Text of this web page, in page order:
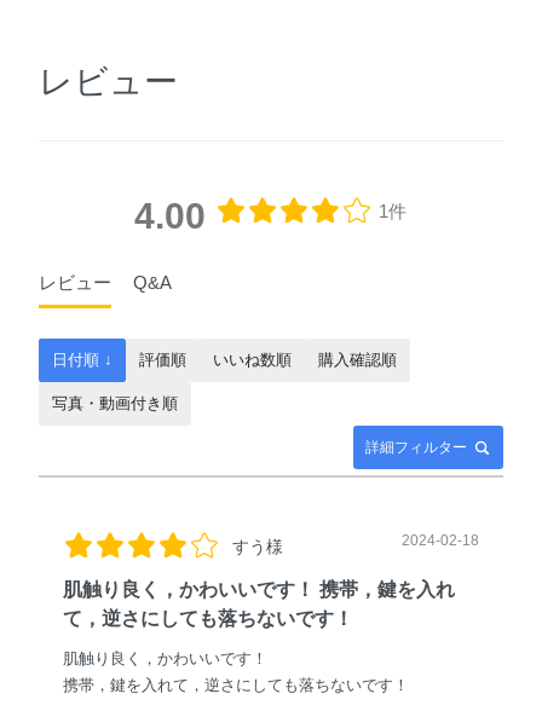
レビュー
4.00 1件
レビュー Q&A
詳細フィルター
日付順 ↓ 評価順 いいね数順 購入確認順
写真・動画付き順
すう様 2024-02-18
肌触り良く，かわいいです！ 携帯，鍵を入れ
て，逆さにしても落ちないです！
肌触り良く，かわいいです！
携帯，鍵を入れて，逆さにしても落ちないです！